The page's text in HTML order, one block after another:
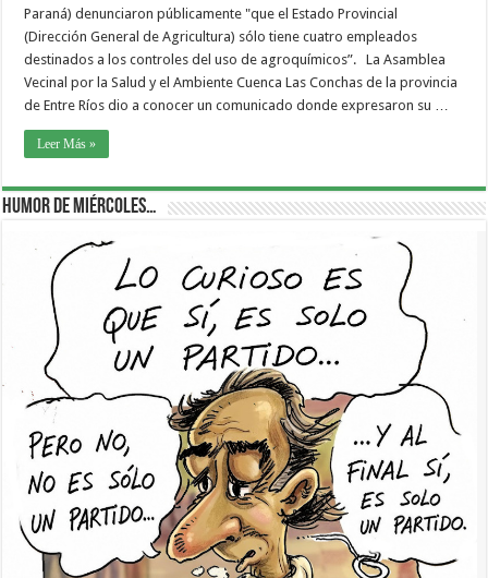
Paraná) denunciaron públicamente "que el Estado Provincial
(Dirección General de Agricultura) sólo tiene cuatro empleados
destinados a los controles del uso de agroquímicos”. La Asamblea
Vecinal por la Salud y el Ambiente Cuenca Las Conchas de la provincia
de Entre Ríos dio a conocer un comunicado donde expresaron su …
Leer Más »
Humor de Miércoles…